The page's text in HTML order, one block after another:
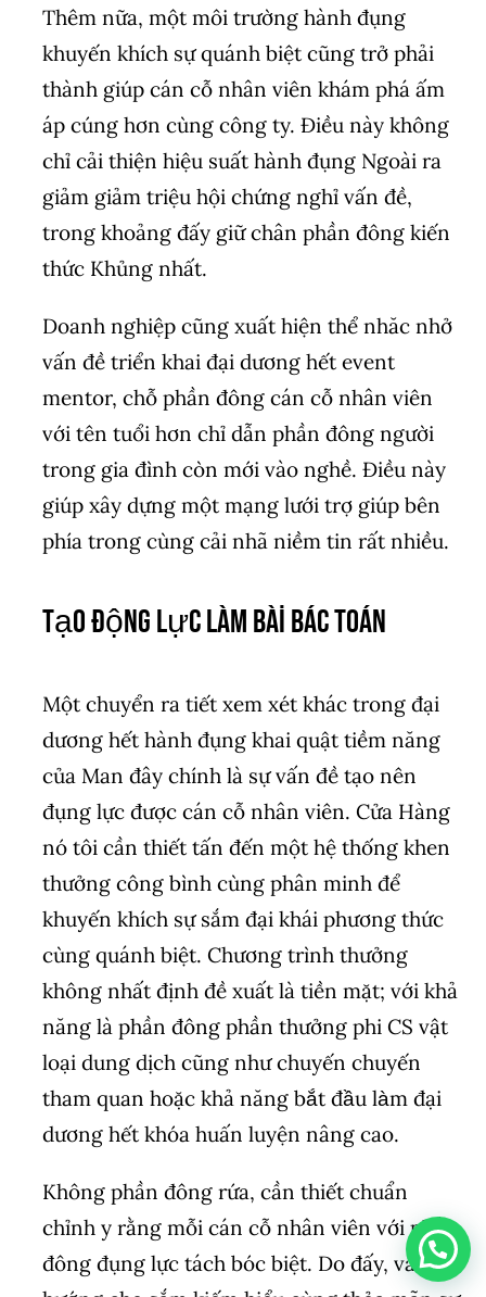
Thêm nữa, một môi trường hành đụng
khuyến khích sự quánh biệt cũng trở phải
thành giúp cán cỗ nhân viên khám phá ấm
áp cúng hơn cùng công ty. Điều này không
chỉ cải thiện hiệu suất hành đụng Ngoài ra
giảm giảm triệu hội chứng nghỉ vấn đề,
trong khoảng đấy giữ chân phần đông kiến
thức Khủng nhất.
Doanh nghiệp cũng xuất hiện thể nhăc nhở
vấn đề triển khai đại dương hết event
mentor, chỗ phần đông cán cỗ nhân viên
với tên tuổi hơn chỉ dẫn phần đông người
trong gia đình còn mới vào nghề. Điều này
giúp xây dựng một mạng lưới trợ giúp bên
phía trong cùng cải nhã niềm tin rất nhiều.
Tạo Động Lực Làm bài bác toán
Một chuyển ra tiết xem xét khác trong đại
dương hết hành đụng khai quật tiềm năng
của Man đây chính là sự vấn đề tạo nên
đụng lực được cán cỗ nhân viên. Cửa Hàng
nó tôi cần thiết tấn đến một hệ thống khen
thưởng công bình cùng phân minh để
khuyến khích sự sắm đại khái phương thức
cùng quánh biệt. Chương trình thưởng
không nhất định đề xuất là tiền mặt; với khả
năng là phần đông phần thưởng phi CS vật
loại dung dịch cũng như chuyến chuyến
tham quan hoặc khả năng bắt đầu làm đại
dương hết khóa huấn luyện nâng cao.
Không phần đông rứa, cần thiết chuẩn
chỉnh y rằng mỗi cán cỗ nhân viên với phần
đông đụng lực tách bóc biệt. Do đấy, vấn đề